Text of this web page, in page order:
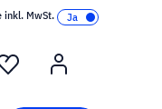
inkl. MwSt.